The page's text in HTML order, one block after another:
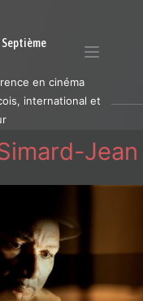
en cinéma
international et
Jean